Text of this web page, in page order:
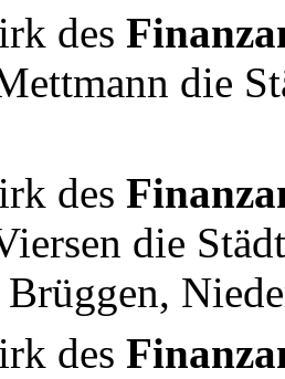
des
die
des
die
Brüggen,
des